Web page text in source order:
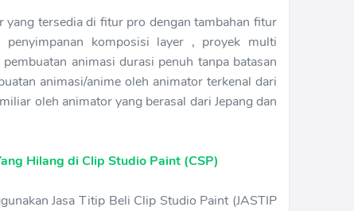
tersedia di fitur pro dengan tambahan fitur
komposisi layer , proyek multi
animasi durasi penuh tanpa batasan
animasi/anime oleh animator terkenal dari
oleh animator yang berasal dari Jepang dan
Hilang di Clip Studio Paint (CSP)
Jasa Titip Beli Clip Studio Paint (JASTIP